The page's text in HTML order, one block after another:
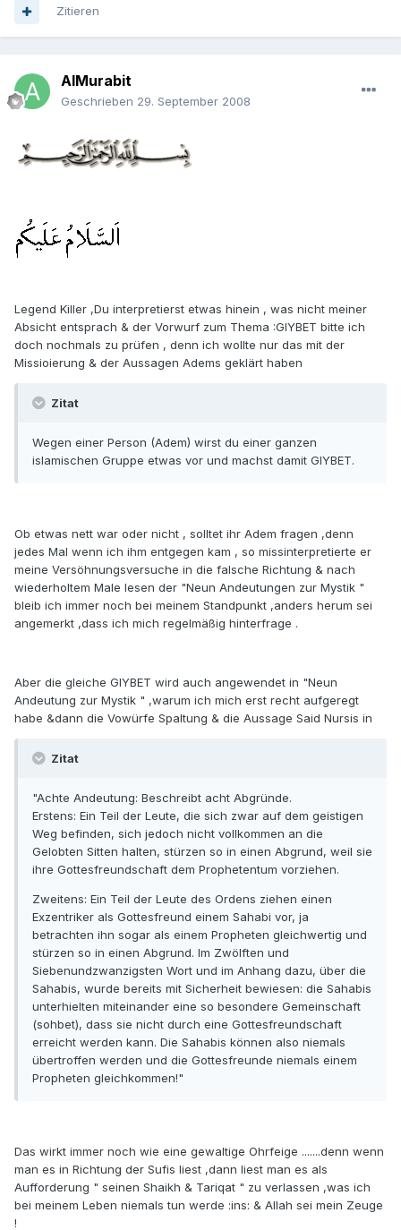
Zitieren
AlMurabit
Geschrieben 29. September 2008
Legend Killer ,Du interpretierst etwas hinein , was nicht meiner
Absicht entsprach & der Vorwurf zum Thema :GIYBET bitte ich
doch nochmals zu prüfen , denn ich wollte nur das mit der
Missioierung & der Aussagen Adems geklärt haben
Zitat
Wegen einer Person (Adem) wirst du einer ganzen
islamischen Gruppe etwas vor und machst damit GIYBET.
Ob etwas nett war oder nicht , solltet ihr Adem fragen ,denn
jedes Mal wenn ich ihm entgegen kam , so missinterpretierte er
meine Versöhnungsversuche in die falsche Richtung & nach
wiederholtem Male lesen der "Neun Andeutungen zur Mystik "
bleib ich immer noch bei meinem Standpunkt ,anders herum sei
angemerkt ,dass ich mich regelmäßig hinterfrage .
Aber die gleiche GIYBET wird auch angewendet in "Neun
Andeutung zur Mystik " ,warum ich mich erst recht aufgeregt
habe &dann die Vowürfe Spaltung & die Aussage Said Nursis in
Zitat
"Achte Andeutung: Beschreibt acht Abgründe.
Erstens: Ein Teil der Leute, die sich zwar auf dem geistigen
Weg befinden, sich jedoch nicht vollkommen an die
Gelobten Sitten halten, stürzen so in einen Abgrund, weil sie
ihre Gottesfreundschaft dem Prophetentum vorziehen.
Zweitens: Ein Teil der Leute des Ordens ziehen einen
Exzentriker als Gottesfreund einem Sahabi vor, ja
betrachten ihn sogar als einem Propheten gleichwertig und
stürzen so in einen Abgrund. Im Zwölften und
Siebenundzwanzigsten Wort und im Anhang dazu, über die
Sahabis, wurde bereits mit Sicherheit bewiesen: die Sahabis
unterhielten miteinander eine so besondere Gemeinschaft
(sohbet), dass sie nicht durch eine Gottesfreundschaft
erreicht werden kann. Die Sahabis können also niemals
übertroffen werden und die Gottesfreunde niemals einem
Propheten gleichkommen!"
Das wirkt immer noch wie eine gewaltige Ohrfeige .......denn wenn
man es in Richtung der Sufis liest ,dann liest man es als
Aufforderung " seinen Shaikh & Tariqat " zu verlassen ,was ich
bei meinem Leben niemals tun werde :ins: & Allah sei mein Zeuge
!